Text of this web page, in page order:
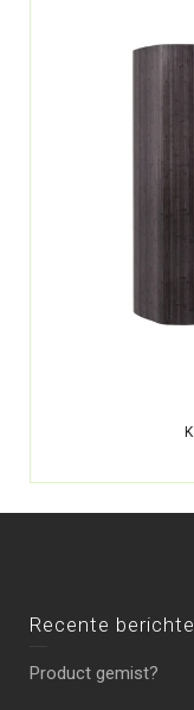
Recente
Product gemist?